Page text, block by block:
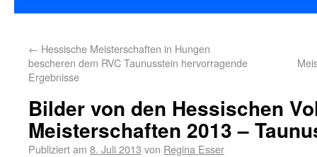
← Hessische Meisterschaften in Hungen
bescheren dem RVC Taunusstein hervorragende
Ergebnisse
Bilder von den Hessischen
Meisterschaften 2013 –
Publiziert am 8. Juli 2013 von Regina Esser